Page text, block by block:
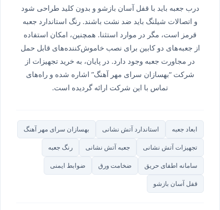
درب جعبه باید با قفل آسان بازشو و بدون کلید طراحی شود
و اتصالات شیلنگ باید ضد نشت باشند. رنگ استاندارد جعبه
قرمز است، مگر در موارد استثنا. همچنین، امکان استفاده
از جعبه‌های دو کابین برای نصب خاموش‌کننده‌های قابل حمل
در مجاورت جعبه وجود دارد. در پایان، به خرید تجهیزات از
شرکت “بهسازان سرای مهر آهنگ” اشاره شده و راه‌های
تماس با این شرکت ارائه گردیده است.
ابعاد جعبه استاندارد آتش نشانی بهسازان سرای مهر آهنگ
تجهیزات آتش نشانی جعبه آتش نشانی رنگ جعبه
سامانه اطفای حریق ضخامت ورق ضوابط ایمنی
قفل آسان بازشو